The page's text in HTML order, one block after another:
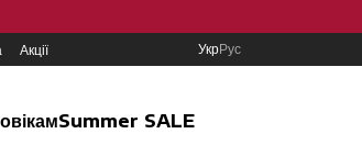
Акції УкрРус
Summer SALE